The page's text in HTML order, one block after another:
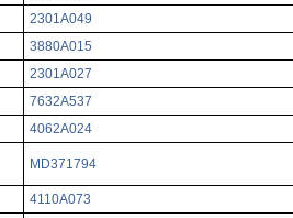
2301A049
3880A015
2301A027
7632A537
4062A024
MD371794
4110A073